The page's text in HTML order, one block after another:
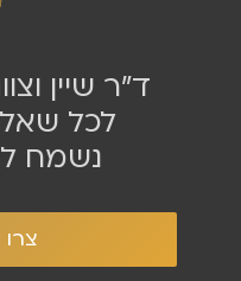
ד״ר שיין
לכל
נשמח